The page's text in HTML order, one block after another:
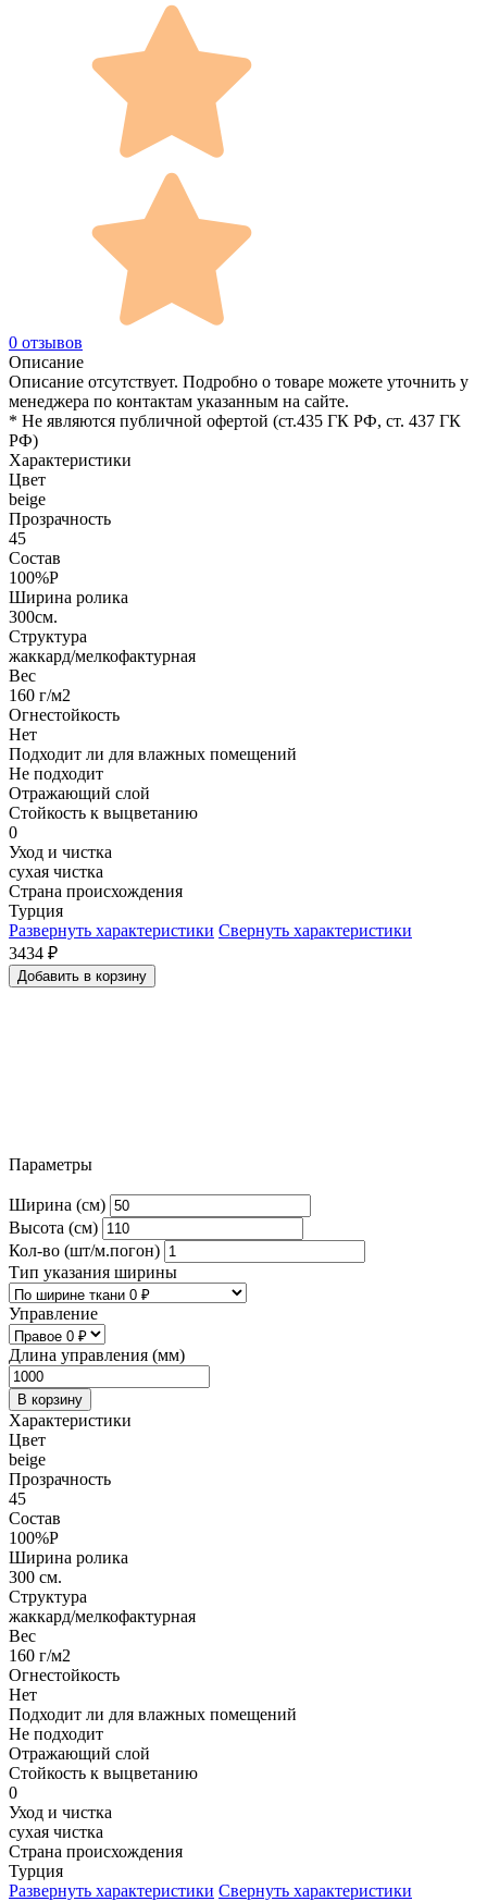
0 отзывов
Описание
Описание отсутствует. Подробно о товаре можете уточнить у
менеджера по контактам указанным на сайте.
* Не являются публичной офертой (ст.435 ГК РФ, cт. 437 ГК
РФ)
Характеристики
Цвет
beige
Прозрачность
45
Состав
100%P
Ширина ролика
300см.
Структура
жаккард/мелкофактурная
Вес
160 г/м2
Огнестойкость
Нет
Подходит ли для влажных помещений
Не подходит
Отражающий слой
Стойкость к выцветанию
0
Уход и чистка
сухая чистка
Страна происхождения
Турция
Развернуть характеристики Свернуть характеристики
3434 ₽
Добавить в корзину
Параметры
Ширина (см)
Высота (см)
Кол-во (шт/м.погон)
Тип указания ширины
Управление
Длина управления (мм)
В корзину
Характеристики
Цвет
beige
Прозрачность
45
Состав
100%P
Ширина ролика
300 см.
Структура
жаккард/мелкофактурная
Вес
160 г/м2
Огнестойкость
Нет
Подходит ли для влажных помещений
Не подходит
Отражающий слой
Стойкость к выцветанию
0
Уход и чистка
сухая чистка
Страна происхождения
Турция
Развернуть характеристики Свернуть характеристики